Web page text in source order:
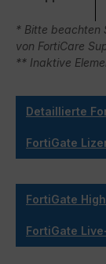
* Bitte beachten
von FortiCare
** Inaktive
Detaillierte
FortiGate
FortiGate
FortiGate